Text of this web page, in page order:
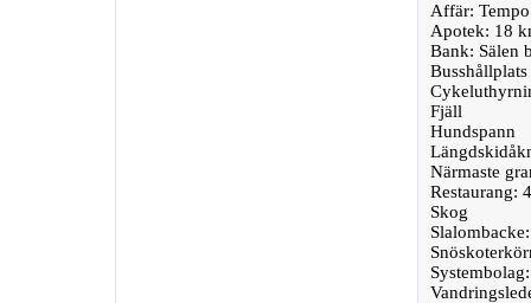
Affär:
Apotek: 18
Bank: Sälen
Busshållplats
Fjäll
Hundspann
Närmaste
Restaurang:
Skog